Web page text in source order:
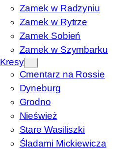
Zamek w Radzyniu
Zamek w Rytrze
Zamek Sobień
Zamek w Szymbarku
Kresy
Cmentarz na Rossie
Dyneburg
Grodno
Nieśwież
Stare Wasiliszki
Śladami Mickiewicza